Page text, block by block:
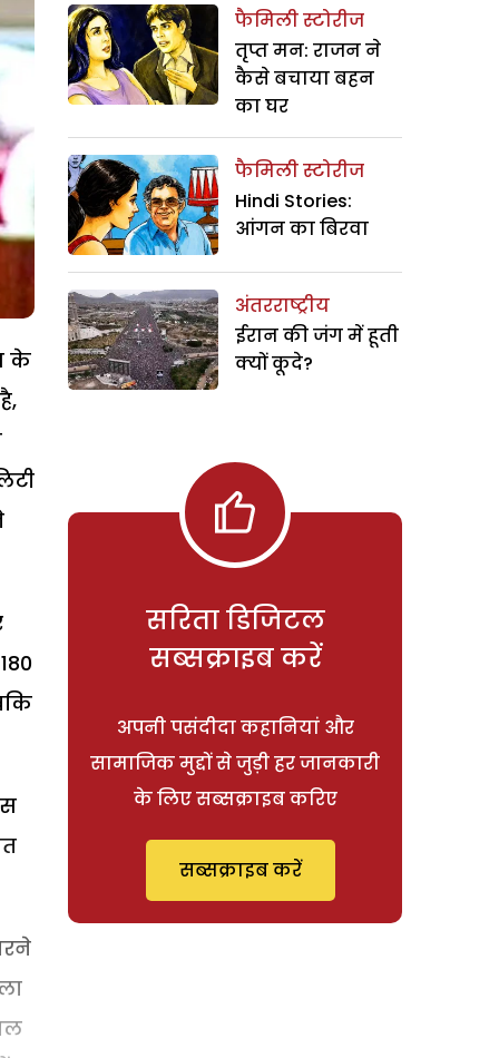
के
फैमिली स्टोरीज
तृप्त मन: राजन ने
कैसे बचाया बहन
का घर
फैमिली स्टोरीज
Hindi Stories:
आंगन का बिरवा
अंतरराष्ट्रीय
ईरान की जंग में हूती
क्यों कूदे?
सरिता डिजिटल
सब्सक्राइब करें
अपनी पसंदीदा कहानियां और
सामाजिक मुद्दों से जुड़ी हर जानकारी
के लिए सब्सक्राइब करिए
सब्सक्राइब करें